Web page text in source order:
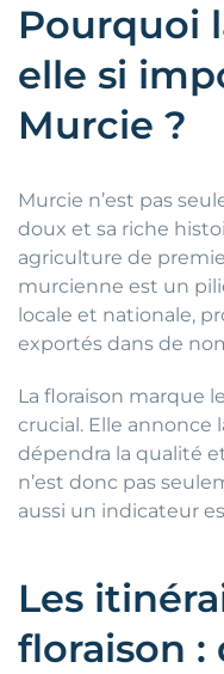
Pourquoi
elle si
Murcie ?
Murcie n’est pas
doux et sa riche
agriculture de
murcienne est un
locale et nationale,
exportés dans de
La floraison marque
crucial. Elle annonce
dépendra la qualité
n’est donc pas
aussi un indicateur
Les
floraison :